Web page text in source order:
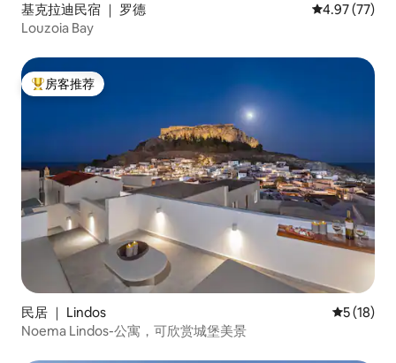
基克拉迪民宿 ｜ 罗德 平均评分
4.97 (77)
Louzoia Bay
热门「房客推荐」
房客推荐
民居 ｜ Lindos 平均评分
5 (18)
Noema Lindos-公寓，可欣赏城堡美景